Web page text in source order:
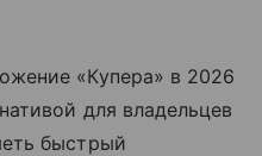
«Купера» в 2026
для владельцев
быстрый